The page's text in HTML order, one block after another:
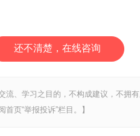
还不清楚，在线咨询
、学习之目的，不构成建议，不拥
页“举报投诉”栏目。】